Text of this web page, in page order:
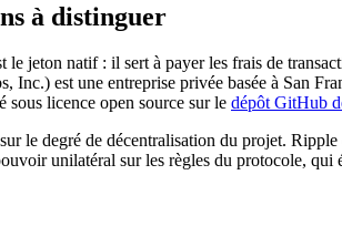
à distinguer
le jeton natif : il sert à payer les frais de
Inc.) est une entreprise privée basée à San
sous licence open source sur le dépôt GitHub
le degré de décentralisation du projet.
unilatéral sur les règles du protocole, qui